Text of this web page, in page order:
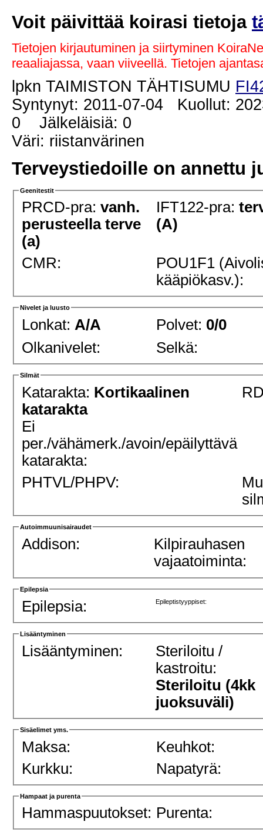
Voit päivittää koirasi tietoja
Tietojen kirjautuminen ja siirtyminen
reaaliajassa, vaan viiveellä. Tietojen
lpkn TAIMISTON TÄHTISUMU
Syntynyt: 2011-07-04 Kuollut:
0 Jälkeläisiä: 0
Väri: riistanvärinen
Terveystiedoille on annettu
Geenitestit
PRCD-pra:vanh.
perusteella terve
(a)
IFT122-pra:
(A)
CMR:
POU1F1
kääpiökasv.):
Nivelet ja luusto
Lonkat: A/A Polvet: 0/0
Olkanivelet:
Selkä:
Silmät
Katarakta: Kortikaalinen
katarakta
Ei
per./vähämerk./avoin/epäilyttävä
katarakta:
PHTVL/PHPV:
Autoimmuunisairaudet
Addison:
Kilpirauhasen
vajaatoiminta:
Epilepsia
Epilepsia: Epileptistyyppiset:
Lisääntyminen
Lisääntyminen:
Steriloitu /
kastroitu:
Steriloitu (4kk
juoksuväli)
Sisäelimet yms.
Maksa:
Keuhkot:
Kurkku:
Napatyrä:
Hampaat ja purenta
Hammaspuutokset: Purenta: